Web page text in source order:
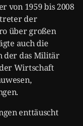
von 1959 bis 2008
der
über großen
auch die
der das Militär
Wirtschaft
enttäuscht